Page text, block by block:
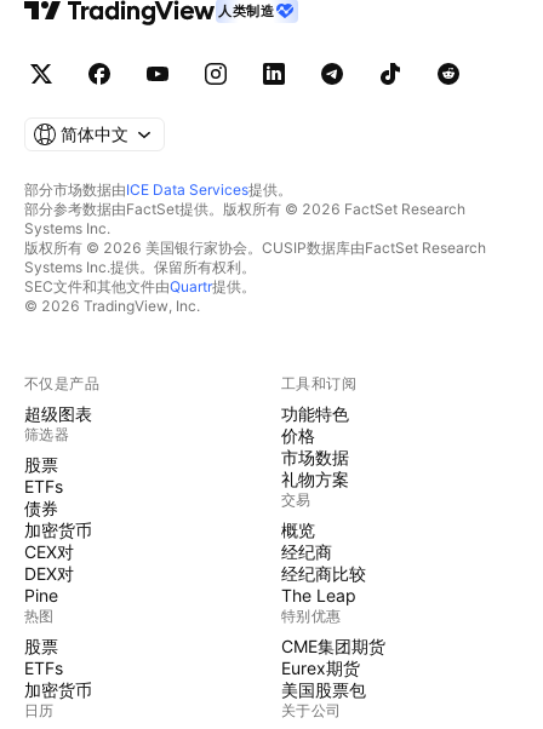
人类制造
简体中文
部分市场数据由ICE Data Services提供。
部分参考数据由FactSet提供。版权所有 © 2026 FactSet Research
Systems Inc.
版权所有 © 2026 美国银行家协会。CUSIP数据库由FactSet Research
Systems Inc.提供。保留所有权利。
SEC文件和其他文件由Quartr提供。
© 2026 TradingView, Inc.
不仅是产品
超级图表
筛选器
股票
ETFs
债券
加密货币
CEX对
DEX对
Pine
热图
股票
ETFs
加密货币
日历
工具和订阅
功能特色
价格
市场数据
礼物方案
交易
概览
经纪商
经纪商比较
The Leap
特别优惠
CME集团期货
Eurex期货
美国股票包
关于公司